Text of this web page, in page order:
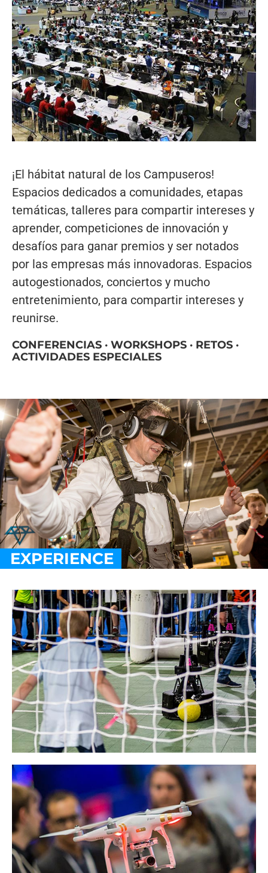
¡El hábitat natural de los Campuseros!
Espacios dedicados a comunidades, etapas
temáticas, talleres para compartir intereses y
aprender, competiciones de innovación y
desafíos para ganar premios y ser notados
por las empresas más innovadoras. Espacios
autogestionados, conciertos y mucho
entretenimiento, para compartir intereses y
reunirse.
CONFERENCIAS · WORKSHOPS · RETOS ·
ACTIVIDADES ESPECIALES
EXPERIENCE